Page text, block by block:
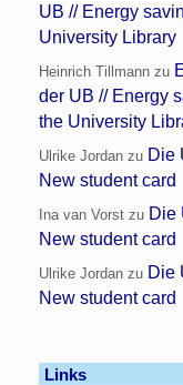
UB // Energy
University Library
Heinrich Tillmann zu
der UB // Energy
the University
Ulrike Jordan zu Die
New student card
Ina van Vorst zu Die
New student card
Ulrike Jordan zu Die
New student card
Links